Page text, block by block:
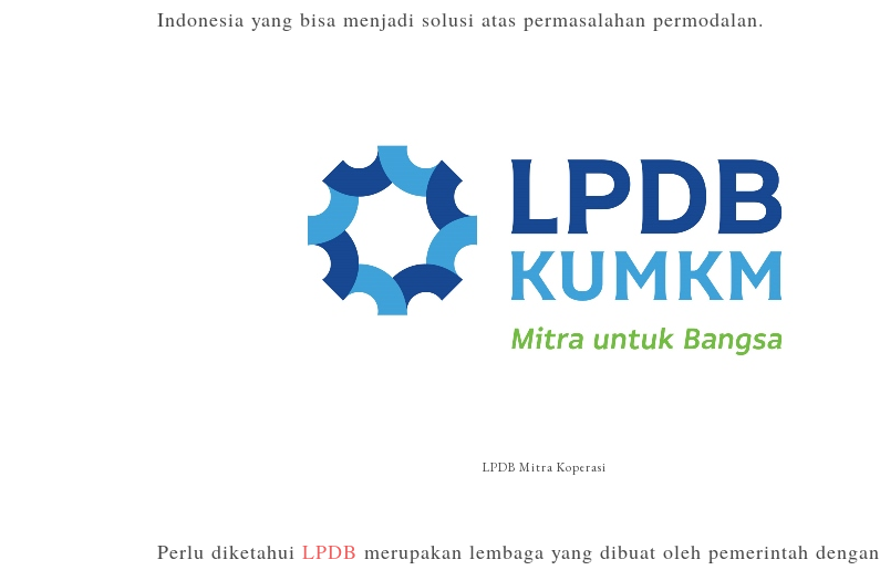
Indonesia yang bisa menjadi solusi atas permasalahan permodalan.
LPDB Mitra Koperasi
Perlu diketahui LPDB merupakan lembaga yang dibuat oleh pemerintah dengan